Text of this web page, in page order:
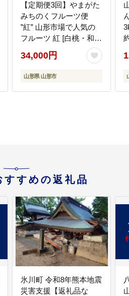
【定期便3回】やまがた
みちのくフルーツ便
”紅” 山形市場で人気の
フルーツ 紅 [白桃・和
梨・シャインマスカッ
ト]フルーツ フルーツ定
期便 くだもの 果物 もも
山形市 2025年産 【令和
34,000円
山形県 山形市
すすめの返礼品
氷川町 令和8年熊本地震
災害支援【返礼品な